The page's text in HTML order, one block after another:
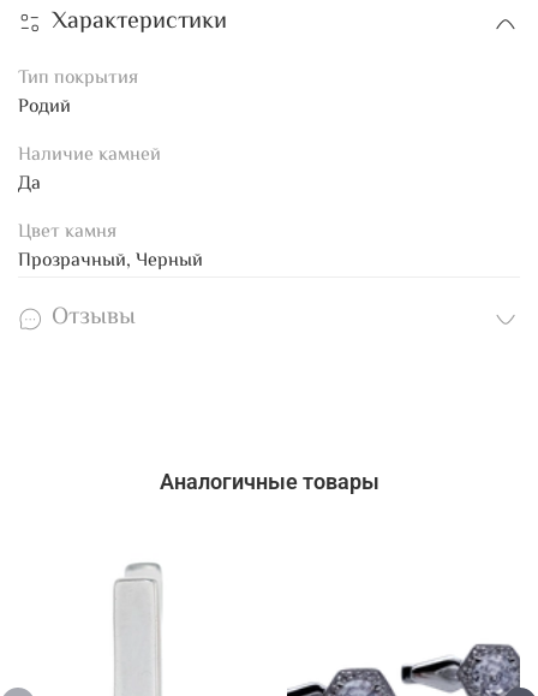
Характеристики
Тип покрытия
Родий
Наличие камней
Да
Цвет камня
Прозрачный, Черный
Отзывы
Аналогичные товары